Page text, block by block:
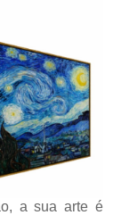
a sua arte é